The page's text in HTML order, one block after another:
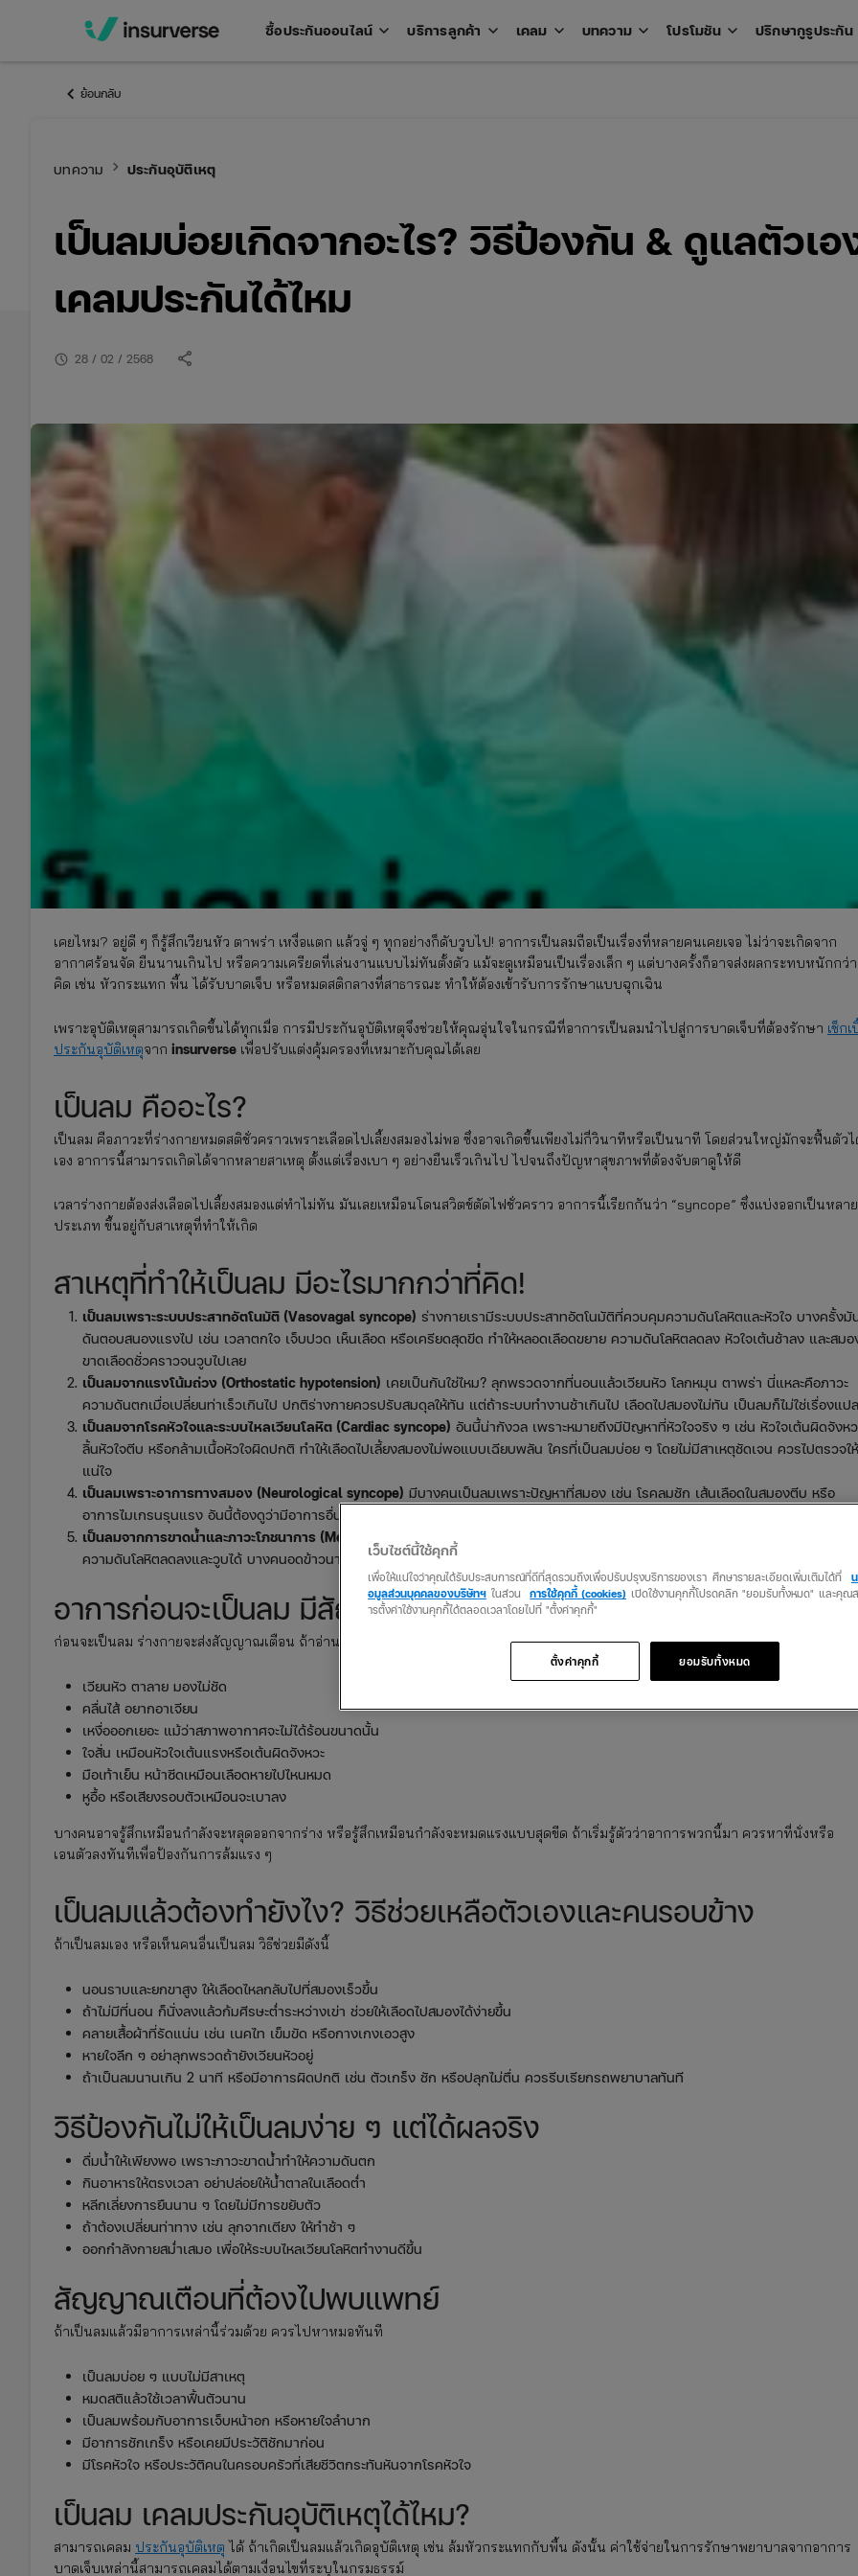
ซื้อประกันออนไลน์ keyboard_arrow_down Open
บริการลูกค้า keyboard_arrow_down Open
เคลม keyboard_arrow_down Open
บทความ keyboard_arrow_down Open
โปรโมชัน keyboard_arrow_down Open
ปรึกษากูรูประกัน
keyboard_arrow_left ย้อนกลับ
บทความ keyboard_arrow_right ประกันอุบัติเหตุ
เป็นลมบ่อยเกิดจากอะไร? วิธีป้องกัน & ดูแลตัวเอ
เคลมประกันได้ไหม
schedule 28 / 02 / 2568 share
เคยไหม? อยู่ดี ๆ ก็รู้สึกเวียนหัว ตาพร่า เหงื่อแตก แล้วจู่ ๆ ทุกอย่างก็ดับวูบไป! อาการเป็นลมถือเป็นเรื่องที่หลายคนเคยเจอ ไม่ว่าจะเกิดจาก
อากาศร้อนจัด ยืนนานเกินไป หรือความเครียดที่เล่นงานแบบไม่ทันตั้งตัว แม้จะดูเหมือนเป็นเรื่องเล็ก ๆ แต่บางครั้งก็อาจส่งผลกระทบหนักกว่
คิด เช่น หัวกระแทก พื้น ได้รับบาดเจ็บ หรือหมดสติกลางที่สาธารณะ ทำให้ต้องเข้ารับการรักษาแบบฉุกเฉิน
เพราะอุบัติเหตุสามารถเกิดขึ้นได้ทุกเมื่อ การมีประกันอุบัติเหตุจึงช่วยให้คุณอุ่นใจในกรณีที่อาการเป็นลมนำไปสู่การบาดเจ็บที่ต้องรักษา เช็กเ
ประกันอุบัติเหตุจาก insurverse เพื่อปรับแต่งคุ้มครองที่เหมาะกับคุณได้เลย
เป็นลม คืออะไร?
เป็นลม คือภาวะที่ร่างกายหมดสติชั่วคราวเพราะเลือดไปเลี้ยงสมองไม่พอ ซึ่งอาจเกิดขึ้นเพียงไม่กี่วินาทีหรือเป็นนาที โดยส่วนใหญ่มักจะฟื้นตัว
เอง อาการนี้สามารถเกิดได้จากหลายสาเหตุ ตั้งแต่เรื่องเบา ๆ อย่างยืนเร็วเกินไป ไปจนถึงปัญหาสุขภาพที่ต้องจับตาดูให้ดี
เวลาร่างกายต้องส่งเลือดไปเลี้ยงสมองแต่ทำไม่ทัน มันเลยเหมือนโดนสวิตช์ตัดไฟชั่วคราว อาการนี้เรียกกันว่า “syncope” ซึ่งแบ่งออกเป็นหลาย
ประเภท ขึ้นอยู่กับสาเหตุที่ทำให้เกิด
สาเหตุที่ทำให้เป็นลม มีอะไรมากกว่าที่คิด!
เป็นลมเพราะระบบประสาทอัตโนมัติ (Vasovagal syncope) ร่างกายเรามีระบบประสาทอัตโนมัติที่ควบคุมความดันโลหิตและหัวใจ บางครั้งมั
ดันตอบสนองแรงไป เช่น เวลาตกใจ เจ็บปวด เห็นเลือด หรือเครียดสุดขีด ทำให้หลอดเลือดขยาย ความดันโลหิตลดลง หัวใจเต้นช้าลง และสมอ
ขาดเลือดชั่วคราวจนวูบไปเลย
เป็นลมจากแรงโน้มถ่วง (Orthostatic hypotension) เคยเป็นกันใช่ไหม? ลุกพรวดจากที่นอนแล้วเวียนหัว โลกหมุน ตาพร่า นี่แหละคือภาวะ
ความดันตกเมื่อเปลี่ยนท่าเร็วเกินไป ปกติร่างกายควรปรับสมดุลให้ทัน แต่ถ้าระบบทำงานช้าเกินไป เลือดไปสมองไม่ทัน เป็นลมก็ไม่ใช่เรื่องแป
เป็นลมจากโรคหัวใจและระบบไหลเวียนโลหิต (Cardiac syncope) อันนี้น่ากังวล เพราะหมายถึงมีปัญหาที่หัวใจจริง ๆ เช่น หัวใจเต้นผิดจังหว
ลิ้นหัวใจตีบ หรือกล้ามเนื้อหัวใจผิดปกติ ทำให้เลือดไปเลี้ยงสมองไม่พอแบบเฉียบพลัน ใครที่เป็นลมบ่อย ๆ โดยไม่มีสาเหตุชัดเจน ควรไปตรวจให้
แน่ใจ
เป็นลมเพราะอาการทางสมอง (Neurological syncope) มีบางคนเป็นลมเพราะปัญหาที่สมอง เช่น โรคลมชัก เส้นเลือดในสมองตีบ หรือ
อาการไมเกรนรุนแรง อันนี้ต้องดูว่ามีอาการอื่นร่วมด้วยไหม เช่น ชักเกร็ง หรือปวดหัวหนักมาก
เป็นลมจากการขาดน้ำและภาวะโภชนาการ (Metabolic syncope)
น้ำตาลในเลือดต่ำ ขาดน้ำหนัก ๆ หรือเกลือแร่ในร่างกายเสียสมดุล อาจทำใ
ความดันโลหิตลดลงและวูบได้ บางคนอดข้าวนาน ๆ หรือออกกำลังกายหนักเกินไปก็เสี่ยง
อาการก่อนจะเป็นลม มีสัญญาณเตือนยังไงบ้าง?
ก่อนจะเป็นลม ร่างกายจะส่งสัญญาณเตือน ถ้าอ่านให้ออกก็อาจจะป้องกันได้ก่อนหมดสติไปเลย อาการที่พบบ่อย เช่น
เวียนหัว ตาลาย มองไม่ชัด
คลื่นไส้ อยากอาเจียน
เหงื่อออกเยอะ แม้ว่าสภาพอากาศจะไม่ได้ร้อนขนาดนั้น
ใจสั่น เหมือนหัวใจเต้นแรงหรือเต้นผิดจังหวะ
มือเท้าเย็น หน้าซีดเหมือนเลือดหายไปไหนหมด
หูอื้อ หรือเสียงรอบตัวเหมือนจะเบาลง
บางคนอาจรู้สึกเหมือนกำลังจะหลุดออกจากร่าง หรือรู้สึกเหมือนกำลังจะหมดแรงแบบสุดขีด ถ้าเริ่มรู้ตัวว่าอาการพวกนี้มา ควรหาที่นั่งหรือ
เอนตัวลงทันทีเพื่อป้องกันการล้มแรง ๆ
เป็นลมแล้วต้องทำยังไง? วิธีช่วยเหลือตัวเองและคนรอบข้าง
ถ้าเป็นลมเอง หรือเห็นคนอื่นเป็นลม วิธีช่วยมีดังนี้
นอนราบและยกขาสูง ให้เลือดไหลกลับไปที่สมองเร็วขึ้น
ถ้าไม่มีที่นอน ก็นั่งลงแล้วก้มศีรษะต่ำระหว่างเข่า ช่วยให้เลือดไปสมองได้ง่ายขึ้น
คลายเสื้อผ้าที่รัดแน่น เช่น เนคไท เข็มขัด หรือกางเกงเอวสูง
หายใจลึก ๆ อย่าลุกพรวดถ้ายังเวียนหัวอยู่
ถ้าเป็นลมนานเกิน 2 นาที หรือมีอาการผิดปกติ เช่น ตัวเกร็ง ชัก หรือปลุกไม่ตื่น ควรรีบเรียกรถพยาบาลทันที
วิธีป้องกันไม่ให้เป็นลมง่าย ๆ แต่ได้ผลจริง
ดื่มน้ำให้เพียงพอ เพราะภาวะขาดน้ำทำให้ความดันตก
กินอาหารให้ตรงเวลา อย่าปล่อยให้น้ำตาลในเลือดต่ำ
หลีกเลี่ยงการยืนนาน ๆ โดยไม่มีการขยับตัว
ถ้าต้องเปลี่ยนท่าทาง เช่น ลุกจากเตียง ให้ทำช้า ๆ
ออกกำลังกายสม่ำเสมอ เพื่อให้ระบบไหลเวียนโลหิตทำงานดีขึ้น
สัญญาณเตือนที่ต้องไปพบแพทย์
ถ้าเป็นลมแล้วมีอาการเหล่านี้ร่วมด้วย ควรไปหาหมอทันที
เป็นลมบ่อย ๆ แบบไม่มีสาเหตุ
หมดสติแล้วใช้เวลาฟื้นตัวนาน
เป็นลมพร้อมกับอาการเจ็บหน้าอก หรือหายใจลำบาก
มีอาการชักเกร็ง หรือเคยมีประวัติชักมาก่อน
มีโรคหัวใจ หรือประวัติคนในครอบครัวที่เสียชีวิตกระทันหันจากโรคหัวใจ
เป็นลม เคลมประกันอุบัติเหตุได้ไหม?
สามารถเคลม ประกันอุบัติเหตุ ได้ ถ้าเกิดเป็นลมแล้วเกิดอุบัติเหตุ เช่น ล้มหัวกระแทกกับพื้น ดังนั้น ค่าใช้จ่ายในการรักษาพยาบาลจากอาการ
บาดเจ็บเหล่านี้สามารถเคลมได้ตามเงื่อนไขที่ระบุในกรมธรรม์
เว็บไซต์นี้ใช้คุกกี้
เพื่อให้แน่ใจว่าคุณได้รับประสบการณ์ที่ดีที่สุดรวมถึงเพื่อปรับปรุงบริการของเรา ศึกษารายละเอียดเพิ่มเติมได้ที่
อมูลส่วนบุคคลของบริษัทฯ ในส่วน การใช้คุกกี้ (cookies) เปิดใช้งานคุกกี้โปรดคลิก "ยอมรับทั้งหมด" และคุณ
ารตั้งค่าใช้งานคุกกี้ได้ตลอดเวลาโดยไปที่ "ตั้งค่าคุกกี้"
ยอมรับทั้งหมด
ตั้งค่าคุกกี้